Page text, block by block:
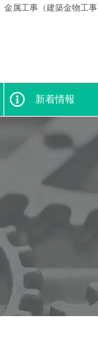
金属工事（建築金物工
新着情報